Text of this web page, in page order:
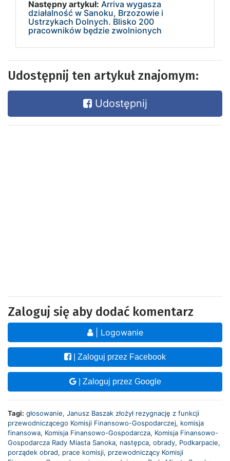
Następny artykuł: Arriva wygasza
działalność w Sanoku, Brzozowie i
Ustrzykach Dolnych. Blisko 200
pracowników będzie zwolnionych
Udostępnij ten artykuł znajomym:
Udostępnij
Zaloguj się aby dodać komentarz
| Logowanie
| Zaloguj przez Facebook
| Zaloguj przez Google
Tagi: głosowanie, Janusz Baszak złożył rezygnację z funkcji
przewodniczącego Komisji Finansowo-Gospodarczej, komisja
finansowa, Komisja Finansowo-Gospodarcza, Komisja Finansowo-
Gospodarcza Rady Miasta Sanoka, następca, obrady, Podkarpacie,
porządek obrad, prace komisji, przewodniczący Komisji